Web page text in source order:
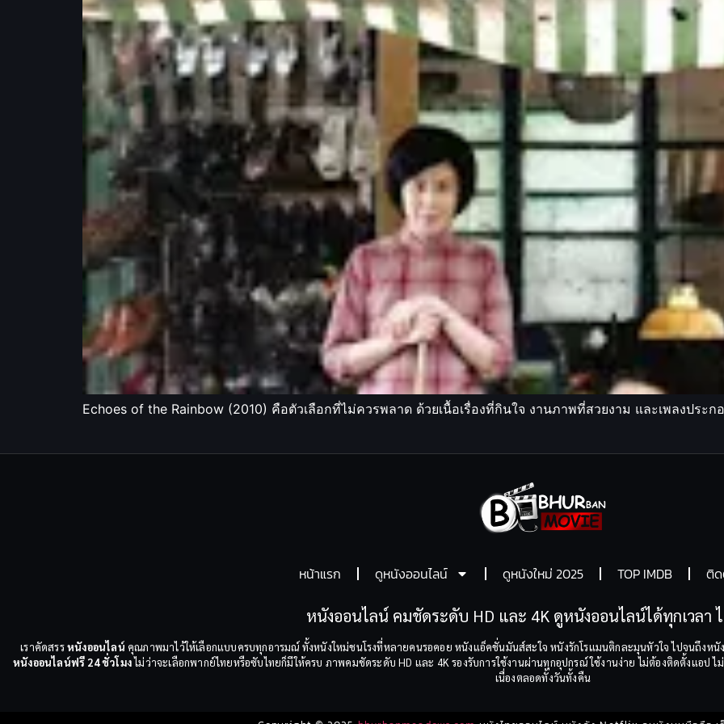
Echoes of the Rainbow (2010) คือตัวเลือกที่ไม่ควรพลาด ด้วยเนื้อเรื่องที่กินใจ งานภาพที่สวยงาม และเพลงประ
หน้าแรก ดูหนังออนไลน์ ดูหนังใหม่ 2025 TOP IMDB ติ
หนังออนไลน์ คมชัดระดับ HD และ 4K ดูหนังออนไลน์ได้ทุกเวลา
เราคัดสรรหนังออนไลน์ คุณภาพมาไว้ให้เลือกแบบครบทุกอารมณ์ ทั้งหนังใหม่ชนโรงที่หลายคนรอคอย หนังแอ็คชั่นมันส์สะใจ หนังรักโรแมนติกละมุนหัวใจ ไปจนถึง
หนังออนไลน์ฟรี 24 ชั่วโมงไม่ว่าจะเลือกพากย์ไทยหรือซับไทยก็มีให้ครบ ภาพคมชัดระดับ HD และ 4K รองรับการใช้งานผ่านทุกอุปกรณ์ ใช้งานง่าย ไม่ต้องติดตั้งแอป
เนื่องตลอดทั้งวันทั้งคืน